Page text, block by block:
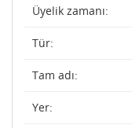
Üyelik zamanı:
Tür:
Tam adı:
Yer: